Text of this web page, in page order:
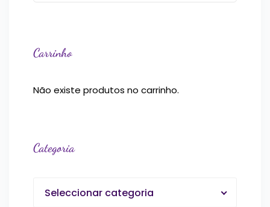
Carrinho
Não existe produtos no carrinho.
Categoria
Seleccionar categoria